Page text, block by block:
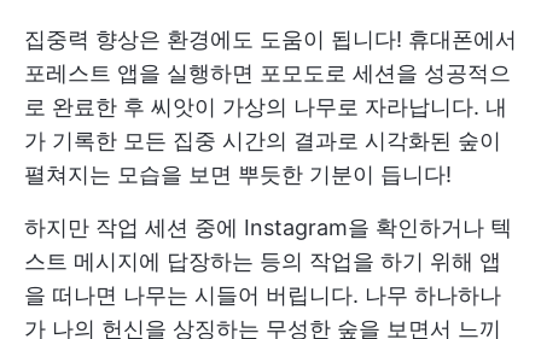
집중력 향상은 환경에도 도움이 됩니다! 휴대폰에서
포레스트 앱을 실행하면 포모도로 세션을 성공적으
로 완료한 후 씨앗이 가상의 나무로 자라납니다. 내
가 기록한 모든 집중 시간의 결과로 시각화된 숲이
펼쳐지는 모습을 보면 뿌듯한 기분이 듭니다!
하지만 작업 세션 중에 Instagram을 확인하거나 텍
스트 메시지에 답장하는 등의 작업을 하기 위해 앱
을 떠나면 나무는 시들어 버립니다. 나무 하나하나
가 나의 헌신을 상징하는 무성한 숲을 보면서 느끼